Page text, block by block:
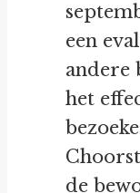
een
andere
het
de